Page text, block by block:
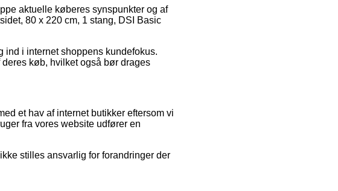
aktuelle køberes synspunkter og af
80 x 220 cm, 1 stang, DSI Basic
i internet shoppens kundefokus.
køb, hvilket også bør drages
et hav af internet butikker eftersom vi
fra vores website udfører en
stilles ansvarlig for forandringer der